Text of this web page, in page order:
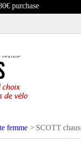
femme > SCOTT